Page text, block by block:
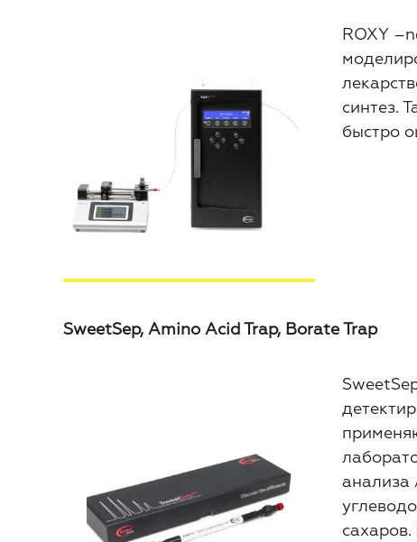
ROXY
синтез.
быстро
SweetSep, Amino Acid Trap, Borate Trap
анализа